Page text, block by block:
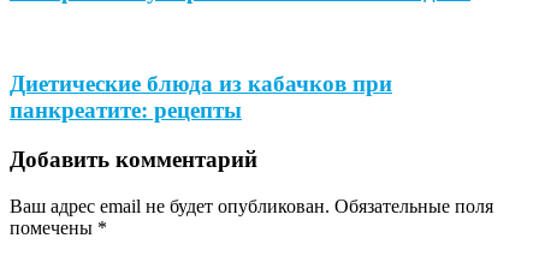
Диетические блюда из кабачков при
панкреатите: рецепты
Добавить комментарий
Ваш адрес email не будет опубликован. Обязательные поля
помечены *